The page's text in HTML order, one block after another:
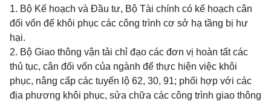
1. Bộ Kế hoạch và Đầu tư, Bộ Tài chính có kế hoạch cân
đối vốn để khôi phục các công trình cơ sở hạ tầng bị hư
hại.
2. Bộ Giao thông vận tải chỉ đạo các đơn vị hoàn tất các
thủ tục, cân đối vốn của ngành để thực hiện việc khôi
phục, nâng cấp các tuyến lộ 62, 30, 91; phối hợp với các
địa phương khôi phục, sửa chữa các công trình giao thông